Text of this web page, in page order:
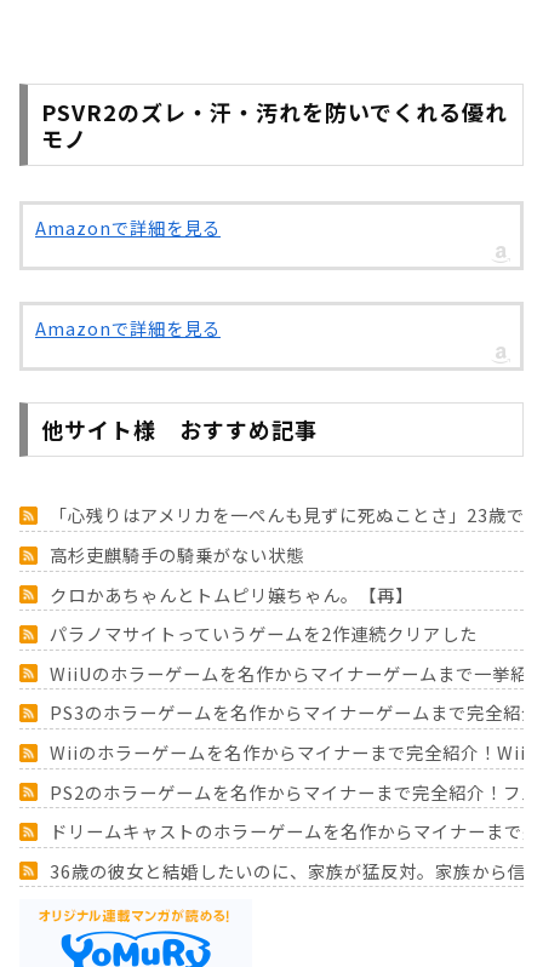
PSVR2のズレ・汗・汚れを防いでくれる優れ
モノ
Amazonで詳細を見る
Amazonで詳細を見る
他サイト様 おすすめ記事
「心残りはアメリカを一ぺんも見ずに死ぬことさ」23歳
高杉吏麒騎手の騎乗がない状態
クロかあちゃんとトムピリ嬢ちゃん。【再】
パラノマサイトっていうゲームを2作連続クリアした
WiiUのホラーゲームを名作からマイナーゲームまで一挙紹
PS3のホラーゲームを名作からマイナーゲームまで完全紹
Wiiのホラーゲームを名作からマイナーまで完全紹介！Wii
PS2のホラーゲームを名作からマイナーまで完全紹介！フ
ドリームキャストのホラーゲームを名作からマイナーまで
36歳の彼女と結婚したいのに、家族が猛反対。家族から信